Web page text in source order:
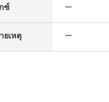
ซ์ ー
ยเหตุ ー